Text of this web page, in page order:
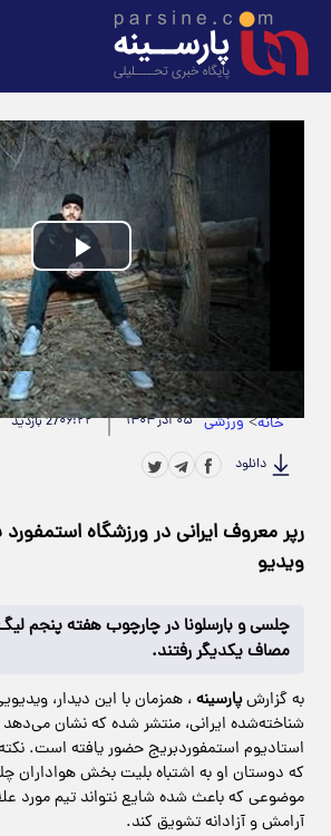
Play
Video
حجم ویدیو: 5.55M |مدت زمان ویدیو:
خانه>ورزشی ۰۵ آذر ۱۴۰۴ ۰۶:۲۲27 بازدید
دانلود
رپر معروف ایرانی در ورزشگاه
ویدیو
چلسی و بارسلونا در چارچوب هفته پنجم لیگ
مصاف یکدیگر رفتند.
به گزارشپارسینه ، همزمان با این دیدار،
شناخته‌شده ایرانی، منتشر شده که نشان می‌دهد
استادیوم استمفوردبریج حضور یافته است.
که دوستان او به اشتباه بلیت بخش هواداران
موضوعی که باعث شده شایع نتواند تیم مورد
آرامش و آزادانه تشویق کند.